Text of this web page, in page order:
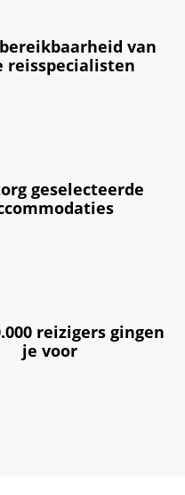
van
reisspecialisten
geselecteerde
reizigers gingen
je voor